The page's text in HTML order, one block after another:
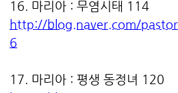
16. 마리아 : 무염시태 114
http://blog.naver.com/
6
17. 마리아 : 평생 동정녀 120